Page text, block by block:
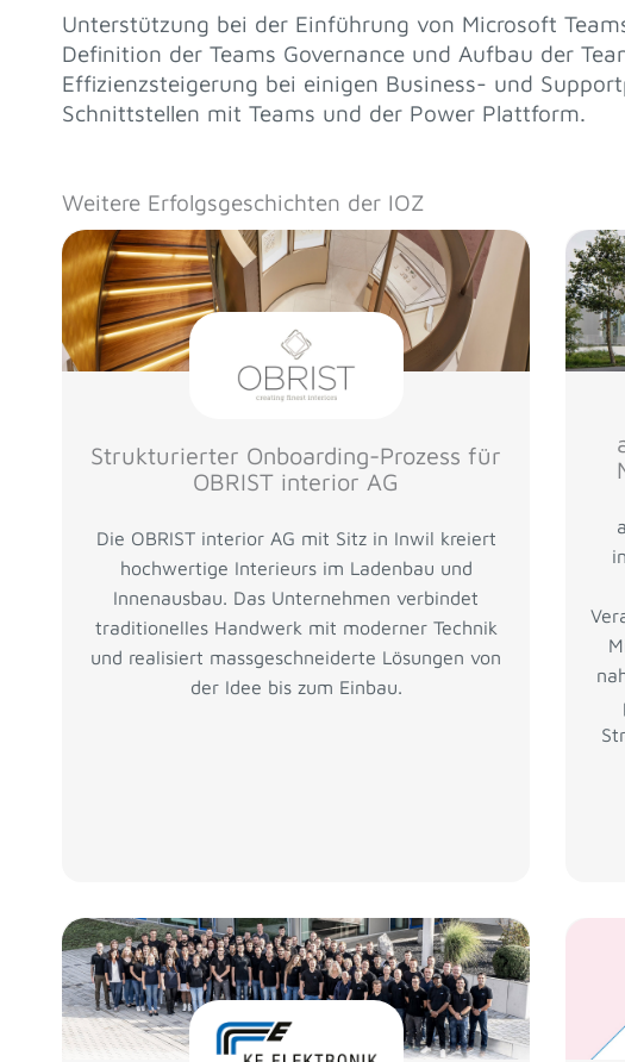
Unterstützung bei der Einführung von Microsoft
Definition der Teams Governance und Aufbau der
Effizienzsteigerung bei einigen Business- und
Schnittstellen mit Teams und der Power Plattform.
Weitere Erfolgsgeschichten der IOZ
Strukturierter Onboarding-Prozess für
OBRIST interior AG
Die OBRIST interior AG mit Sitz in Inwil kreiert
hochwertige Interieurs im Ladenbau und
Innenausbau. Das Unternehmen verbindet
traditionelles Handwerk mit moderner Technik
und realisiert massgeschneiderte Lösungen von
der Idee bis zum Einbau.